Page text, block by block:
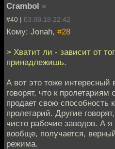
Crambol »
#40 | 03.08.18 22:42
Кому: Jonah, #28
> Хватит ли - зависит от
принадлежишь.
А вот это тоже
говорят, что к пролетариям
продает свою способность
пролетарий. Другие
чисто рабочие заводов. А
вообще, получается,
режима.